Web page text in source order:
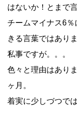
はないか！とまで
チームマイナス6
きる言葉ではあり
私事ですが。。。
色々と理由はあり
ヶ月。
着実に少しづつで